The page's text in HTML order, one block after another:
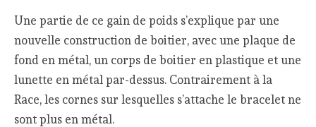
Une partie de ce gain de poids s’explique par une
nouvelle construction de boitier, avec une plaque de
fond en métal, un corps de boitier en plastique et une
lunette en métal par-dessus. Contrairement à la
Race, les cornes sur lesquelles s’attache le bracelet ne
sont plus en métal.